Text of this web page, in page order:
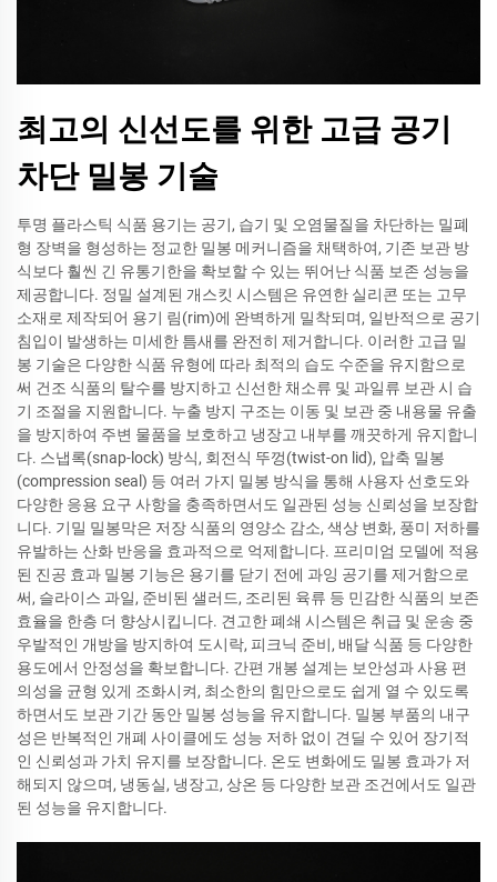
최고의 신선도를 위한 고급 공기
차단 밀봉 기술
투명 플라스틱 식품 용기는 공기, 습기 및 오염물질을 차단하는 밀폐
형 장벽을 형성하는 정교한 밀봉 메커니즘을 채택하여, 기존 보관 방
식보다 훨씬 긴 유통기한을 확보할 수 있는 뛰어난 식품 보존 성능을
제공합니다. 정밀 설계된 개스킷 시스템은 유연한 실리콘 또는 고무
소재로 제작되어 용기 림(rim)에 완벽하게 밀착되며, 일반적으로 공기
침입이 발생하는 미세한 틈새를 완전히 제거합니다. 이러한 고급 밀
봉 기술은 다양한 식품 유형에 따라 최적의 습도 수준을 유지함으로
써 건조 식품의 탈수를 방지하고 신선한 채소류 및 과일류 보관 시 습
기 조절을 지원합니다. 누출 방지 구조는 이동 및 보관 중 내용물 유출
을 방지하여 주변 물품을 보호하고 냉장고 내부를 깨끗하게 유지합니
다. 스냅록(snap-lock) 방식, 회전식 뚜껑(twist-on lid), 압축 밀봉
(compression seal) 등 여러 가지 밀봉 방식을 통해 사용자 선호도와
다양한 응용 요구 사항을 충족하면서도 일관된 성능 신뢰성을 보장합
니다. 기밀 밀봉막은 저장 식품의 영양소 감소, 색상 변화, 풍미 저하를
유발하는 산화 반응을 효과적으로 억제합니다. 프리미엄 모델에 적용
된 진공 효과 밀봉 기능은 용기를 닫기 전에 과잉 공기를 제거함으로
써, 슬라이스 과일, 준비된 샐러드, 조리된 육류 등 민감한 식품의 보존
효율을 한층 더 향상시킵니다. 견고한 폐쇄 시스템은 취급 및 운송 중
우발적인 개방을 방지하여 도시락, 피크닉 준비, 배달 식품 등 다양한
용도에서 안정성을 확보합니다. 간편 개봉 설계는 보안성과 사용 편
의성을 균형 있게 조화시켜, 최소한의 힘만으로도 쉽게 열 수 있도록
하면서도 보관 기간 동안 밀봉 성능을 유지합니다. 밀봉 부품의 내구
성은 반복적인 개폐 사이클에도 성능 저하 없이 견딜 수 있어 장기적
인 신뢰성과 가치 유지를 보장합니다. 온도 변화에도 밀봉 효과가 저
해되지 않으며, 냉동실, 냉장고, 상온 등 다양한 보관 조건에서도 일관
된 성능을 유지합니다.